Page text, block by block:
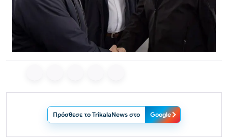
Πρόσθεσε το TrikalaNews στο Google